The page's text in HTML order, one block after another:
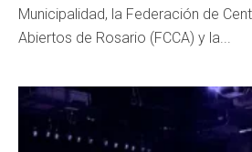
Municipalidad, la Federación de
Abiertos de Rosario (FCCA) y la...